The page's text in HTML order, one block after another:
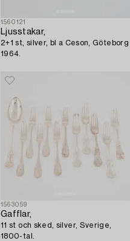
1560121
Ljusstakar,
2+1 st, silver, bl a Ceson, Göteborg
1964.
1563059
Gafflar,
11 st och sked, silver, Sverige,
1800-tal.